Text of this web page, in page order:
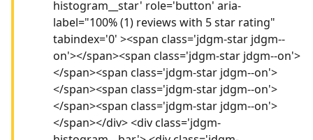
histogram__star' role='button' aria-
label="100% (1) reviews with 5 star rating"
tabindex='0' ><span class='jdgm-star jdgm--
on'></span><span class='jdgm-star jdgm--on'>
</span><span class='jdgm-star jdgm--on'>
</span><span class='jdgm-star jdgm--on'>
</span><span class='jdgm-star jdgm--on'>
</span></div> <div class='jdgm-